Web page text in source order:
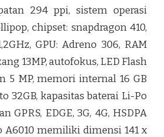
294 ppi, sistem operasi
chipset: snapdragon 410,
GPU: Adreno 306, RAM
13MP, autofokus, LED Flash
5 MP, memori internal 16 GB
32GB, kapasitas baterai Li-Po
GPRS, EDGE, 3G, 4G, HSDPA
A6010 memiliki dimensi 141 x